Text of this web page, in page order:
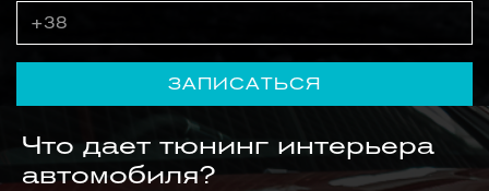
ЗАПИСАТЬСЯ
Что дает тюнинг интерьера
автомобиля?